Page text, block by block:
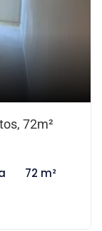
72m²
72 m²